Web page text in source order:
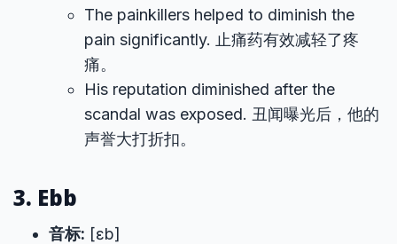
The painkillers helped to diminish the
pain significantly. 止痛药有效减轻了疼
痛。
His reputation diminished after the
scandal was exposed. 丑闻曝光后，他的
声誉大打折扣。
3. Ebb
音标: [ɛb]